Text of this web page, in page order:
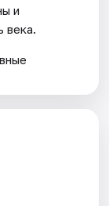
и
века.